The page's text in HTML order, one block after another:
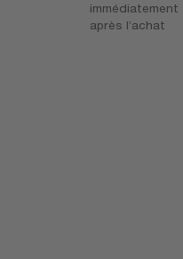
immédiatement
après l’achat